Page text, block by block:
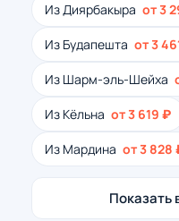
Из Диярбакыра от 3
Из Будапешта от 3
Из Шарм-эль-Шейха
Из Кёльна от 3 619 ₽
Из Мардина от 3 828
Показать